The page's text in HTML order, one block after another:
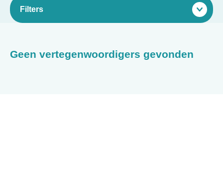
Filters
Geen vertegenwoordigers gevonden